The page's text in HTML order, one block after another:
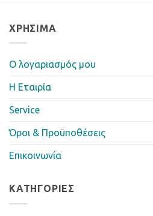
ΧΡΉΣΙΜΑ
Ο λογαριασμός μου
Η Eταιρία
Service
Όροι & Προϋποθέσεις
Επικοινωνία
ΚΑΤΗΓΟΡΊΕΣ